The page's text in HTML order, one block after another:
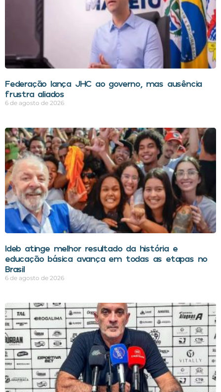
Federação lança JHC ao governo, mas ausência
frustra aliados
6 de agosto de 2026
Ideb atinge melhor resultado da história e
educação básica avança em todas as etapas no
Brasil
6 de agosto de 2026